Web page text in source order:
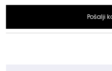
Pošalji